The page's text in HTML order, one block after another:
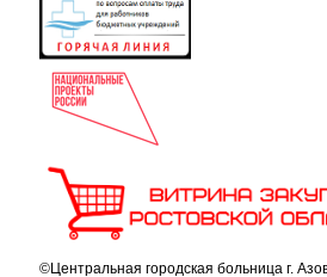
©Центральная городская больница г.